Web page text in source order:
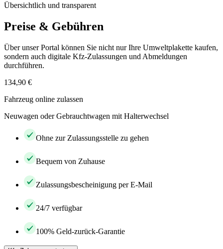
Übersichtlich und transparent
Preise & Gebühren
Über unser Portal können Sie nicht nur Ihre Umweltplakette kaufen,
sondern auch digitale Kfz-Zulassungen und Abmeldungen
durchführen.
134,90 €
Fahrzeug online zulassen
Neuwagen oder Gebrauchtwagen mit Halterwechsel
Ohne zur Zulassungsstelle zu gehen
Bequem von Zuhause
Zulassungsbescheinigung per E-Mail
24/7 verfügbar
100% Geld-zurück-Garantie